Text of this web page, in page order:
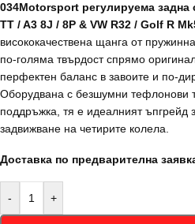
034Motorsport регулируема
TT / A3 8J / 8P & VW R32 / Golf R
висококачествена щанга от
по-голяма твърдост спрямо
перфектен баланс в завоите и по-
Оборудвана с безшумни тефлонови
поддръжка, тя е идеалният ъпгрейд
задвижване на четирите колела.
Доставка по предварителна
- +